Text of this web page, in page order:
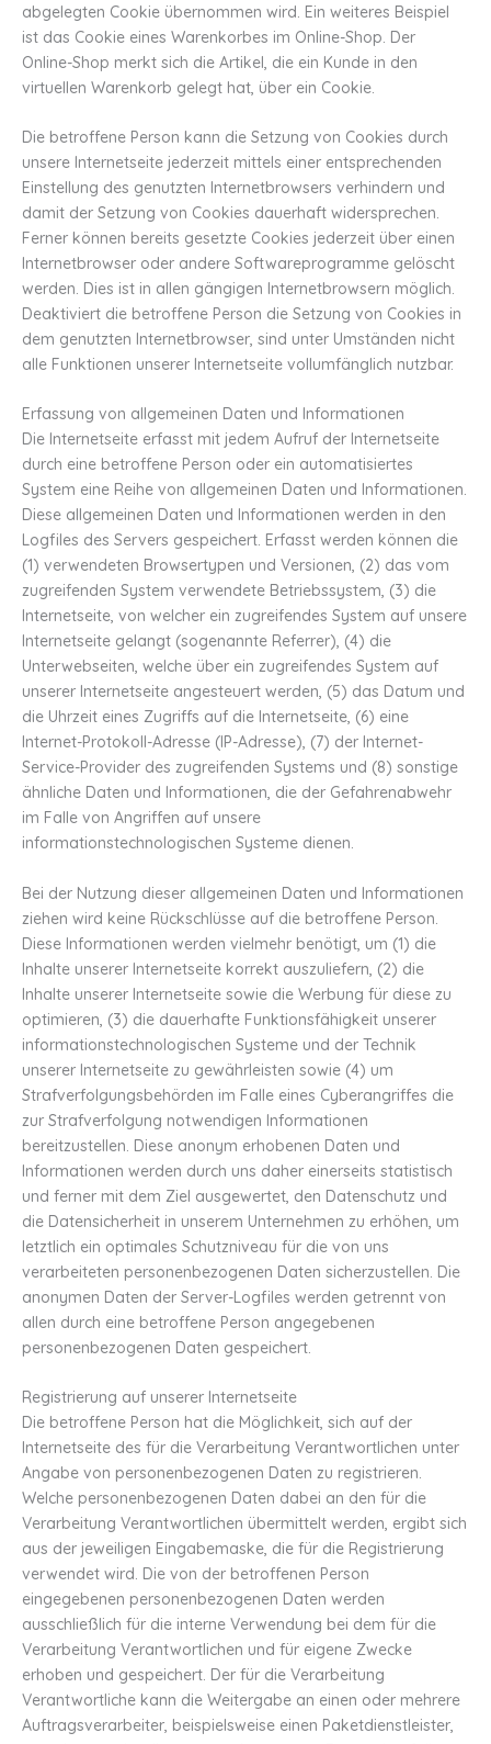
abgelegten Cookie übernommen wird. Ein weiteres Beispiel
ist das Cookie eines Warenkorbes im Online-Shop. Der
Online-Shop merkt sich die Artikel, die ein Kunde in den
virtuellen Warenkorb gelegt hat, über ein Cookie.
Die betroffene Person kann die Setzung von Cookies durch
unsere Internetseite jederzeit mittels einer entsprechenden
Einstellung des genutzten Internetbrowsers verhindern und
damit der Setzung von Cookies dauerhaft widersprechen.
Ferner können bereits gesetzte Cookies jederzeit über einen
Internetbrowser oder andere Softwareprogramme gelöscht
werden. Dies ist in allen gängigen Internetbrowsern möglich.
Deaktiviert die betroffene Person die Setzung von Cookies in
dem genutzten Internetbrowser, sind unter Umständen nicht
alle Funktionen unserer Internetseite vollumfänglich nutzbar.
Erfassung von allgemeinen Daten und Informationen
Die Internetseite erfasst mit jedem Aufruf der Internetseite
durch eine betroffene Person oder ein automatisiertes
System eine Reihe von allgemeinen Daten und Informationen.
Diese allgemeinen Daten und Informationen werden in den
Logfiles des Servers gespeichert. Erfasst werden können die
(1) verwendeten Browsertypen und Versionen, (2) das vom
zugreifenden System verwendete Betriebssystem, (3) die
Internetseite, von welcher ein zugreifendes System auf unsere
Internetseite gelangt (sogenannte Referrer), (4) die
Unterwebseiten, welche über ein zugreifendes System auf
unserer Internetseite angesteuert werden, (5) das Datum und
die Uhrzeit eines Zugriffs auf die Internetseite, (6) eine
Internet-Protokoll-Adresse (IP-Adresse), (7) der Internet-
Service-Provider des zugreifenden Systems und (8) sonstige
ähnliche Daten und Informationen, die der Gefahrenabwehr
im Falle von Angriffen auf unsere
informationstechnologischen Systeme dienen.
Bei der Nutzung dieser allgemeinen Daten und Informationen
ziehen wird keine Rückschlüsse auf die betroffene Person.
Diese Informationen werden vielmehr benötigt, um (1) die
Inhalte unserer Internetseite korrekt auszuliefern, (2) die
Inhalte unserer Internetseite sowie die Werbung für diese zu
optimieren, (3) die dauerhafte Funktionsfähigkeit unserer
informationstechnologischen Systeme und der Technik
unserer Internetseite zu gewährleisten sowie (4) um
Strafverfolgungsbehörden im Falle eines Cyberangriffes die
zur Strafverfolgung notwendigen Informationen
bereitzustellen. Diese anonym erhobenen Daten und
Informationen werden durch uns daher einerseits statistisch
und ferner mit dem Ziel ausgewertet, den Datenschutz und
die Datensicherheit in unserem Unternehmen zu erhöhen, um
letztlich ein optimales Schutzniveau für die von uns
verarbeiteten personenbezogenen Daten sicherzustellen. Die
anonymen Daten der Server-Logfiles werden getrennt von
allen durch eine betroffene Person angegebenen
personenbezogenen Daten gespeichert.
Registrierung auf unserer Internetseite
Die betroffene Person hat die Möglichkeit, sich auf der
Internetseite des für die Verarbeitung Verantwortlichen unter
Angabe von personenbezogenen Daten zu registrieren.
Welche personenbezogenen Daten dabei an den für die
Verarbeitung Verantwortlichen übermittelt werden, ergibt sich
aus der jeweiligen Eingabemaske, die für die Registrierung
verwendet wird. Die von der betroffenen Person
eingegebenen personenbezogenen Daten werden
ausschließlich für die interne Verwendung bei dem für die
Verarbeitung Verantwortlichen und für eigene Zwecke
erhoben und gespeichert. Der für die Verarbeitung
Verantwortliche kann die Weitergabe an einen oder mehrere
Auftragsverarbeiter, beispielsweise einen Paketdienstleister,